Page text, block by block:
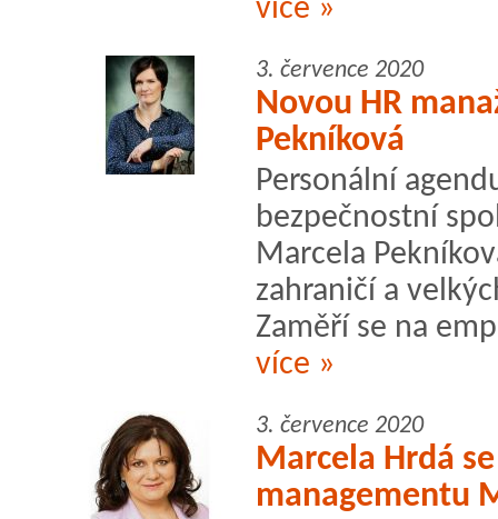
více »
3. července 2020
Novou HR
Pekníková
Personální
bezpečnostní
Marcela
zahraničí a
Zaměří se na
více »
3. července 2020
Marcela Hrdá
managementu